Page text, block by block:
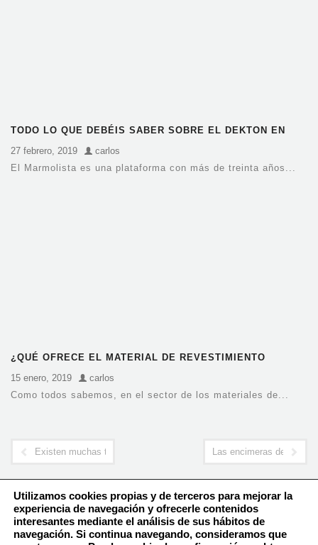
TODO LO QUE DEBÉIS SABER SOBRE EL DEKTON EN
BARCELONA
27 febrero, 2019
carlos
El Marmolista es una plataforma con más de treinta años...
¿QUÉ OFRECE EL MATERIAL DE REVESTIMIENTO
DEKTON?
15 enero, 2019
carlos
Como todos sabemos, en el sector de los materiales de...
Existen muchas técnicas que utilizan los marmolistasLas encimeras de cocina
Política de Cookies
Utilizamos cookies propias y de terceros para mejorar la
experiencia de navegación y ofrecerle contenidos
interesantes mediante el análisis de sus hábitos de
navegación. Si continua navegando, consideramos que